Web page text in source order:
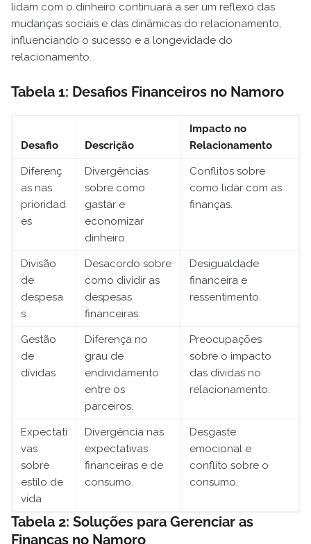
lidam com o dinheiro continuará a ser um reflexo das
mudanças sociais e das dinâmicas do relacionamento,
influenciando o sucesso e a longevidade do
relacionamento.
Tabela 1: Desafios Financeiros no Namoro
Desafio Descrição
Impacto no
Relacionamento
Diferenç
as nas
prioridad
es
Divergências
sobre como
gastar e
economizar
dinheiro.
Conflitos sobre
como lidar com as
finanças.
Divisão
de
despesa
s
Desacordo sobre
como dividir as
despesas
financeiras.
Desigualdade
financeira e
ressentimento.
Gestão
de
dívidas
Diferença no
grau de
endividamento
entre os
parceiros.
Preocupações
sobre o impacto
das dívidas no
relacionamento.
Expectati
vas
sobre
estilo de
vida
Divergência nas
expectativas
financeiras e de
consumo.
Desgaste
emocional e
conflito sobre o
consumo.
Tabela 2: Soluções para Gerenciar as
Finanças no Namoro